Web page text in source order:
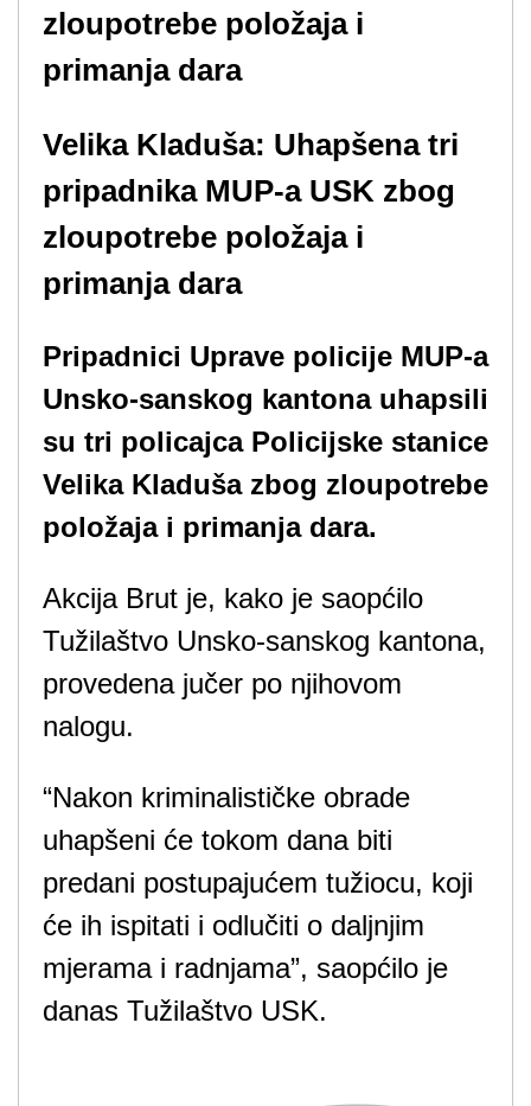
Velika Kladuša: Uhapšena tri
pripadnika MUP-a USK zbog
zloupotrebe položaja i
primanja dara
Pripadnici Uprave policije MUP-a
Unsko-sanskog kantona uhapsili
su tri policajca Policijske stanice
Velika Kladuša zbog zloupotrebe
položaja i primanja dara.
Akcija Brut je, kako je saopćilo
Tužilaštvo Unsko-sanskog kantona,
provedena jučer po njihovom
nalogu.
“Nakon kriminalističke obrade
uhapšeni će tokom dana biti
predani postupajućem tužiocu, koji
će ih ispitati i odlučiti o daljnjim
mjerama i radnjama”, saopćilo je
danas Tužilaštvo USK.